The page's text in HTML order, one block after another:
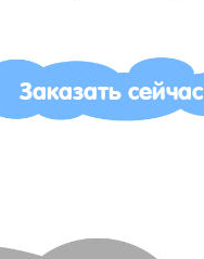
Заказать сейчас